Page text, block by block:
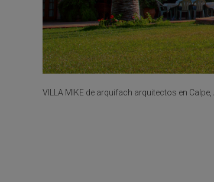
VILLA MIKE de arquifach arquitectos en